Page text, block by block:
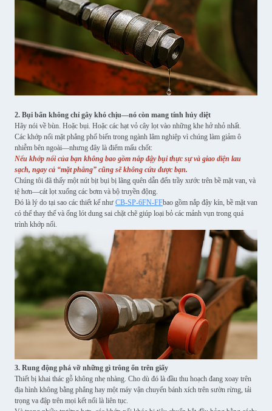
2. Bụi bẩn không chỉ gây khó chịu—nó còn mang tính hủy diệt
Hãy nói về bùn. Hoặc bụi. Hoặc các hạt vỏ cây lọt vào những khe hở nhỏ nhất.
Các khớp nối mặt phẳng phổ biến trong ngành lâm nghiệp vì chúng làm giảm ô
nhiễm bên ngoài—nhưng đây là điểm mấu chốt:
Nếu khớp nối của bạn không bao gồm nắp đậy bụi thực sự và giao diện lau
sạch, ngay cả “mặt phẳng” cũng sẽ không cứu được bạn.
Chúng tôi đã thấy một nút bịt bụi bị lãng quên dẫn đến trầy xước trên bề mặt van, và
tệ hơn—cát lọt xuống các bơm và bộ truyền động.
Đó là lý do tại sao các thiết kế như CB-SP-6FN-FFbao gồm nắp đậy kín, bề mặt van
có thể thay thế và ống lót dung sai chặt chẽ giúp loại bỏ các mảnh vụn trong quá
trình khớp nối.
3. Rung động phá vỡ những gì trông ổn trên giấy
Thiết bị khai thác gỗ không nhẹ nhàng. Cho dù đó là đầu thu hoạch đang xoay trên
địa hình không bằng phẳng hay một máy vận chuyển bánh xích trên sườn rừng, tải
trọng va đập trên mọi kết nối là liên tục.